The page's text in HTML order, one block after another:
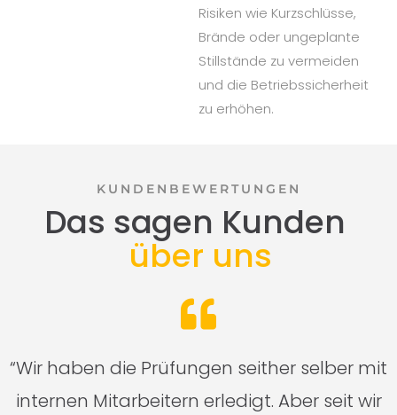
Risiken wie Kurzschlüsse,
Brände oder ungeplante
Stillstände zu vermeiden
und die Betriebssicherheit
zu erhöhen.
KUNDENBEWERTUNGEN
Das sagen Kunden
über uns
“Wir haben die Prüfungen seither selber mit
internen Mitarbeitern erledigt. Aber seit wir